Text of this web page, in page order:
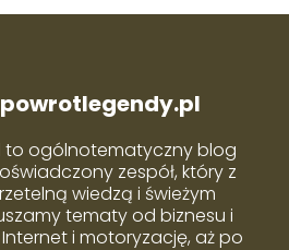
to ogólnotematyczny blog
zespół, który z
wiedzą i świeżym
tematy od biznesu i
i motoryzację, aż po